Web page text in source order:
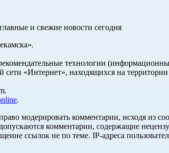
и свежие новости сегодня
технологии
сети «Интернет», находящихся на
.
модерировать комментарии, исходя из
комментарии, содержащие
ссылок не по теме. IP-адреса